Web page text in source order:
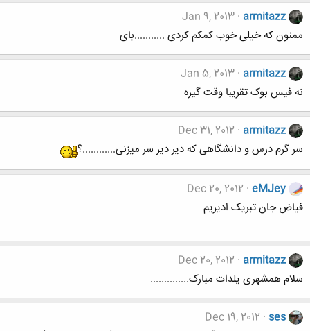
armitazz
Jan 9, 2013
ممنون که خیلی خوب کمکم کردی ...........بای
armitazz
Jan 5, 2013
نه فیس بوک تقریبا وقت گیره
armitazz
Dec 31, 2012
سر گرم درس و دانشگاهی که دیر دیر سر میزنی............؟
eMJey
Dec 20, 2012
فیاض جان تبریک ادیریم
armitazz
Dec 20, 2012
سلام همشهری یلدات مبارک..............
ses
Dec 19, 2012